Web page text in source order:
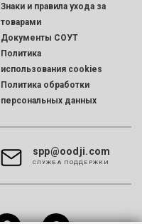
Знаки и правила ухода за
товарами
Документы СОУТ
Политика
использования cookies
Политика обработки
персональных данных
spp@oodji.com
CЛУЖБА ПОДДЕРЖКИ